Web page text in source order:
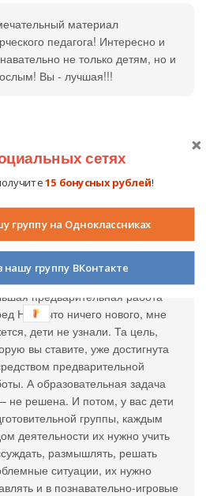
материал
педагога! Интересно и
не только детям, но и
Вы - лучшая!!!
в 21:03
Галина Викторовна, мне,
живущему вдали от
моря, на вашем занятии
очень интересно… Но, изучив
материал в целом, сделала
у вас проводилась такая
предварительная работа
НОД, что ничего нового, мне
дети не узнали. Та цель,
вы ставите, уже достигнута
предварительной
А образовательная задача
не решена. И потом, у вас дети
группы, каждым
деятельности их нужно учить
размышлять, решать
ситуации, их нужно
и в познавательно-игровые
сетях
15 бонусных рублей!
группу на Одноклассниках
нашу группу ВКонтакте